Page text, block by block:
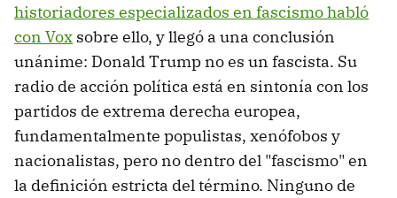
historiadores especializados en fascismo habló
con Vox sobre ello, y llegó a una conclusión
unánime: Donald Trump no es un fascista. Su
radio de acción política está en sintonía con los
partidos de extrema derecha europea,
fundamentalmente populistas, xenófobos y
nacionalistas, pero no dentro del "fascismo" en
la definición estricta del término. Ninguno de